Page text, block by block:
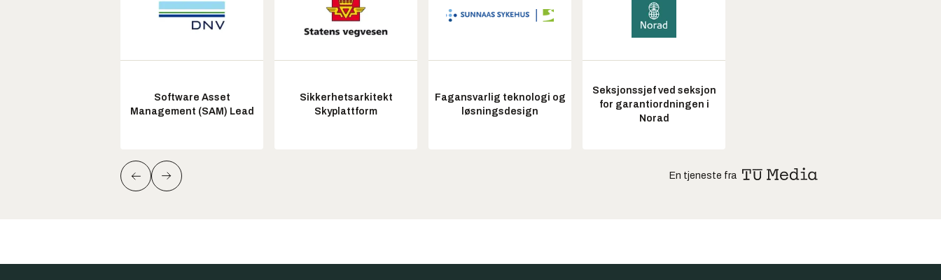
Software Asset
Management (SAM) Lead
Sikkerhetsarkitekt
Skyplattform
Fagansvarlig teknologi og
løsningsdesign
Seksjonssjef ved seksjon
for garantiordningen i
Norad
En tjeneste fra